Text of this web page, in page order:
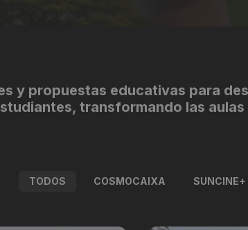
y propuestas educativas para
transformando las
TODOS COSMOCAIXA SUNCINE+